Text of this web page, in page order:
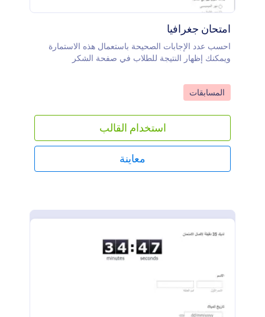
امتحان جغرافيا
احسب عدد الإجابات الصحيحة باستعمال هذه الاستمارة
ويمكنك إظهار النتيجة للطلاب في صفحة الشكر
Go to Category:
المسابقات
استخدام القالب
معاينة